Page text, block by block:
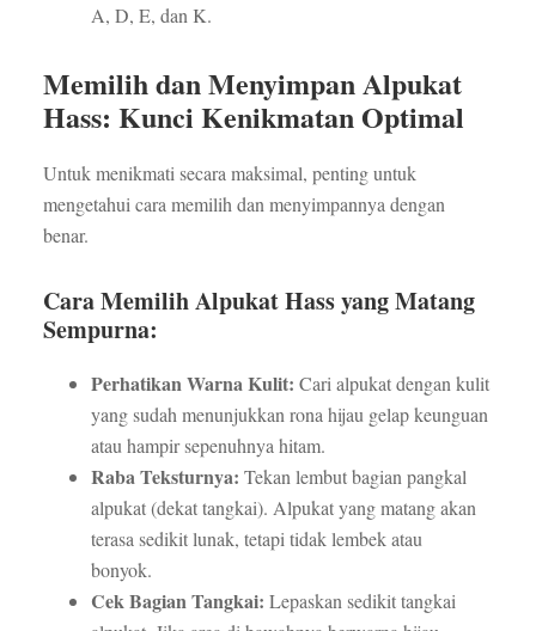
A, D, E, dan K.
Memilih dan Menyimpan Alpukat
Hass: Kunci Kenikmatan Optimal
Untuk menikmati secara maksimal, penting untuk
mengetahui cara memilih dan menyimpannya dengan
benar.
Cara Memilih Alpukat Hass yang Matang
Sempurna:
Perhatikan Warna Kulit: Cari alpukat dengan kulit
yang sudah menunjukkan rona hijau gelap keunguan
atau hampir sepenuhnya hitam.
Raba Teksturnya: Tekan lembut bagian pangkal
alpukat (dekat tangkai). Alpukat yang matang akan
terasa sedikit lunak, tetapi tidak lembek atau
bonyok.
Cek Bagian Tangkai: Lepaskan sedikit tangkai